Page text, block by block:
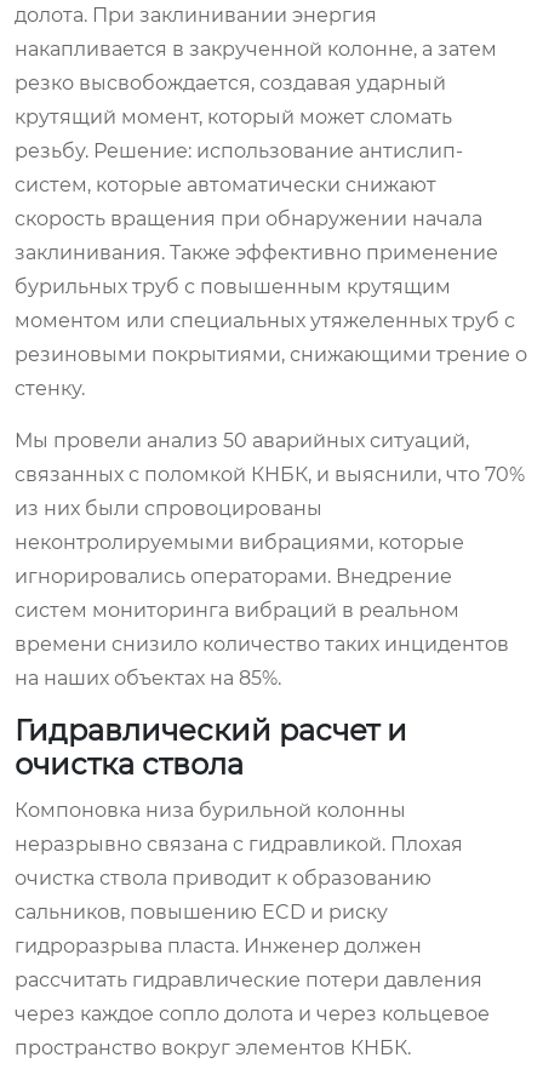
долота. При заклинивании энергия
накапливается в закрученной колонне, а затем
резко высвобождается, создавая ударный
крутящий момент, который может сломать
резьбу. Решение: использование антислип-
систем, которые автоматически снижают
скорость вращения при обнаружении начала
заклинивания. Также эффективно применение
бурильных труб с повышенным крутящим
моментом или специальных утяжеленных труб с
резиновыми покрытиями, снижающими трение о
стенку.
Мы провели анализ 50 аварийных ситуаций,
связанных с поломкой КНБК, и выяснили, что 70%
из них были спровоцированы
неконтролируемыми вибрациями, которые
игнорировались операторами. Внедрение
систем мониторинга вибраций в реальном
времени снизило количество таких инцидентов
на наших объектах на 85%.
Гидравлический расчет и
очистка ствола
Компоновка низа бурильной колонны
неразрывно связана с гидравликой. Плохая
очистка ствола приводит к образованию
сальников, повышению ECD и риску
гидроразрыва пласта. Инженер должен
рассчитать гидравлические потери давления
через каждое сопло долота и через кольцевое
пространство вокруг элементов КНБК.